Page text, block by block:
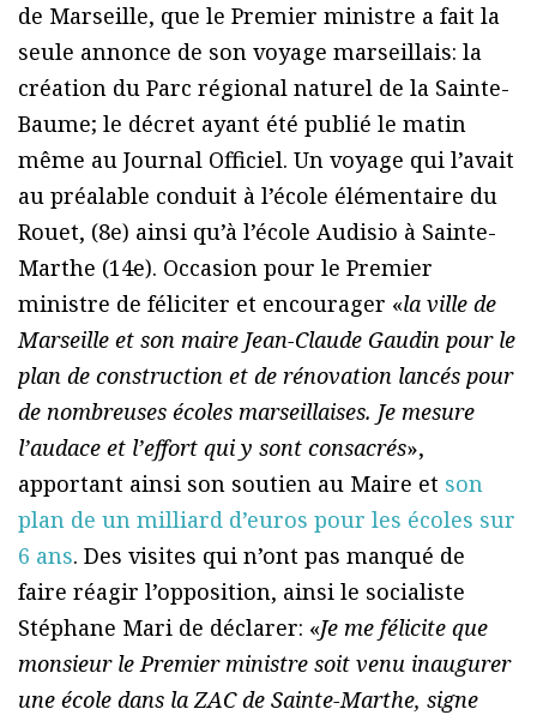
de Marseille, que le Premier ministre a fait la
seule annonce de son voyage marseillais: la
création du Parc régional naturel de la Sainte-
Baume; le décret ayant été publié le matin
même au Journal Officiel. Un voyage qui l’avait
au préalable conduit à l’école élémentaire du
Rouet, (8e) ainsi qu’à l’école Audisio à Sainte-
Marthe (14e). Occasion pour le Premier
ministre de féliciter et encourager «la ville de
Marseille et son maire Jean-Claude Gaudin pour le
plan de construction et de rénovation lancés pour
de nombreuses écoles marseillaises. Je mesure
l’audace et l’effort qui y sont consacrés»,
apportant ainsi son soutien au Maire et son
plan de un milliard d’euros pour les écoles sur
6 ans. Des visites qui n’ont pas manqué de
faire réagir l’opposition, ainsi le socialiste
Stéphane Mari de déclarer: «Je me félicite que
monsieur le Premier ministre soit venu inaugurer
une école dans la ZAC de Sainte-Marthe, signe